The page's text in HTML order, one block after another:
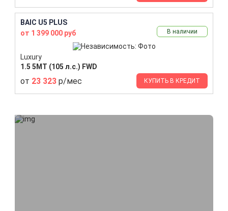
BAIC U5 PLUS
от 1 399 000 руб
В наличии
Luxury
1.5 5MT (105 л.с.) FWD
от 23 323 р/мес КУПИТЬ В КРЕДИТ